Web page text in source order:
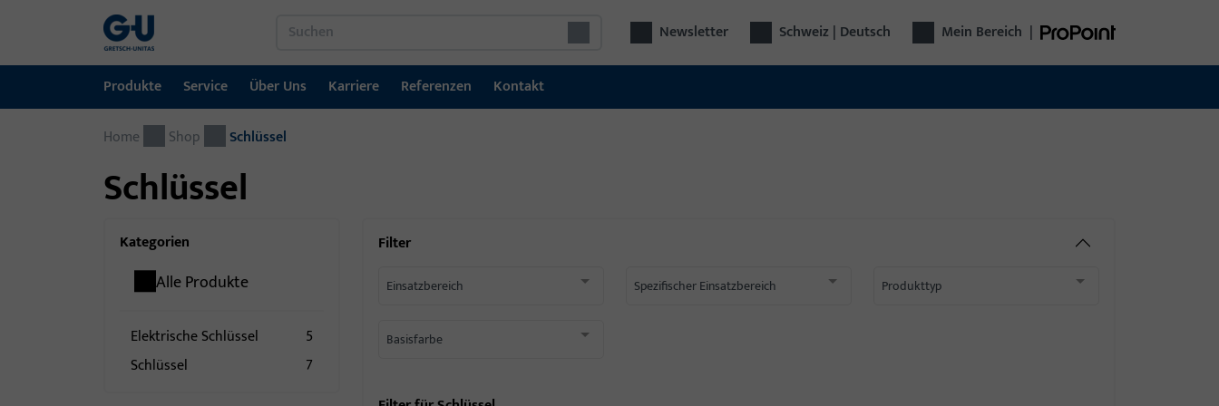
Newsletter Schweiz | Deutsch Mein Bereich |
Produkte
Produkte
Fenstertechnik
Automatische Eingangsysteme
Montagematerial
Service
Service
Downloadportal
Über Uns
Über Uns
GU-Gruppe weltweit
Karriere
Karriere
Jobportal
Referenzen
Referenzen
Kontakt
Kontakt
Home Shop Schlüssel
Schlüssel
Kategorien
Alle Produkte
Elektrische Schlüssel
5
Schlüssel
7
Filter
Einsatzbereich Spezifischer Einsatzbereich Produkttyp
Basisfarbe